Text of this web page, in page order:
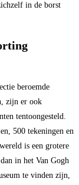
in de borst
beroemde
zijn er ook
tentoongesteld.
500 tekeningen en
is een grotere
in het Van Gogh
te vinden zijn,